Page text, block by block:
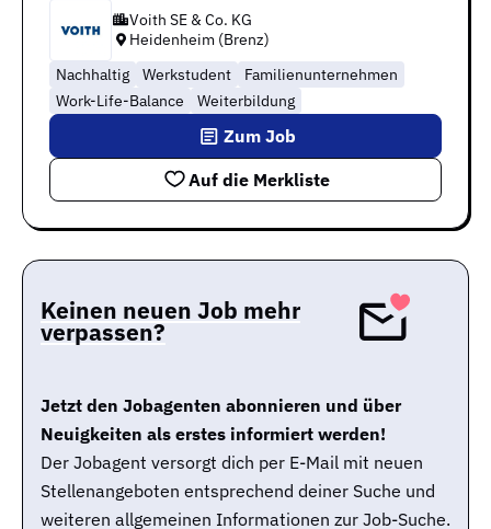
Voith SE & Co. KG
Heidenheim (Brenz)
Nachhaltig
Werkstudent
Familienunternehmen
Work-Life-Balance
Weiterbildung
Auf die Merkliste
Zum Job
Keinen neuen Job mehr
verpassen?
Jetzt den Jobagenten abonnieren und über
Neuigkeiten als erstes informiert werden!
Der Jobagent versorgt dich per E-Mail mit neuen
Stellenangeboten entsprechend deiner Suche und
weiteren allgemeinen Informationen zur Job-Suche.